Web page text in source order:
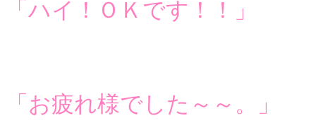
「ハイ！ＯＫです！！」
「お疲れ様でした～～。」